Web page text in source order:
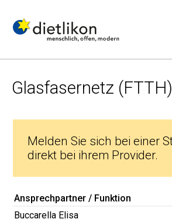
Glasfasernetz (FTTH)
Melden Sie sich bei einer
direkt bei ihrem Provider.
Ansprechpartner / Funktion
Buccarella ElisaFunktion